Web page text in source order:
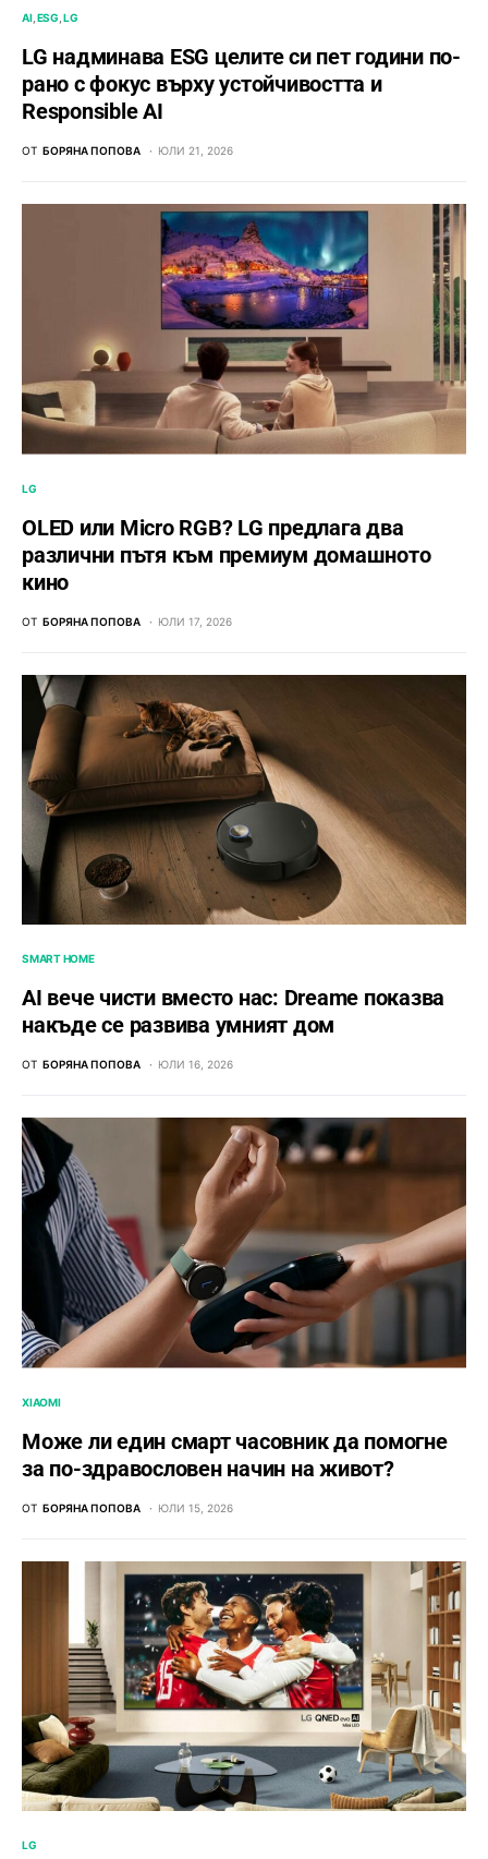
AI ESG LG
LG надминава ESG целите си пет години по-
рано с фокус върху устойчивостта и
Responsible AI
ОТ БОРЯНА ПОПОВА ЮЛИ 21, 2026
LG
OLED или Micro RGB? LG предлага два
различни пътя към премиум домашното
кино
ОТ БОРЯНА ПОПОВА ЮЛИ 17, 2026
SMART HOME
AI вече чисти вместо нас: Dreame показва
накъде се развива умният дом
ОТ БОРЯНА ПОПОВА ЮЛИ 16, 2026
XIAOMI
Може ли един смарт часовник да помогне
за по-здравословен начин на живот?
ОТ БОРЯНА ПОПОВА ЮЛИ 15, 2026
LG